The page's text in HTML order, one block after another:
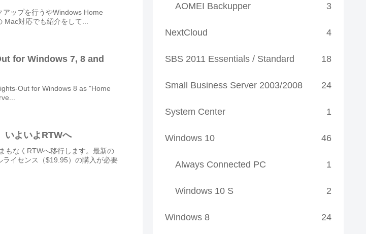
ップを行うやWindows Home
対応でも紹介をして...
for Windows 7, 8 and
Out for Windows 8 as "Home
いよいよRTWへ
もなくRTWへ移行します。最新の
イセンス（$19.95）の購入が必要
AOMEI Backupper 3
NextCloud 4
SBS 2011 Essentials / Standard 18
Small Business Server 2003/2008 24
System Center 1
Windows 10 46
Always Connected PC 1
Windows 10 S 2
Windows 8 24